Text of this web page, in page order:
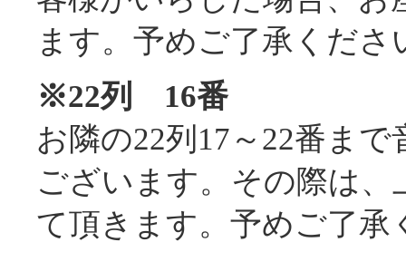
ます。予めご了承くださ
※22列 16番
お隣の22列17～22番ま
ございます。その際は
て頂きます。予めご了承